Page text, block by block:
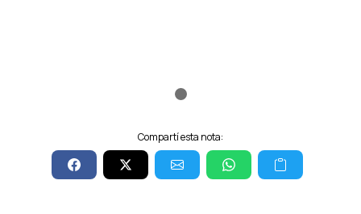
Compartí esta nota: